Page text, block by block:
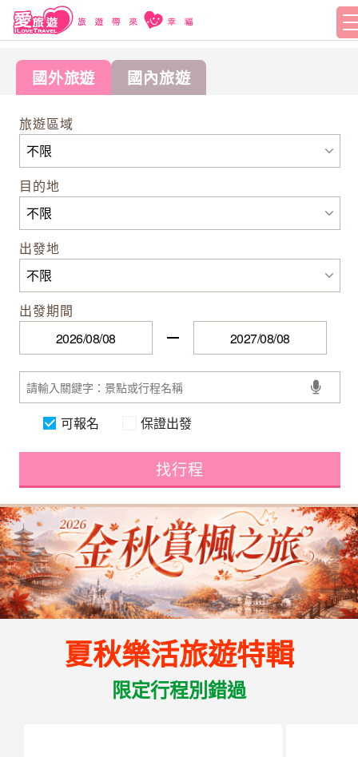
國外旅遊 國內旅遊
旅遊區域
目的地
出發地
出發期間
可報名 保證出發
找行程
夏秋樂活旅遊特輯
限定行程別錯過